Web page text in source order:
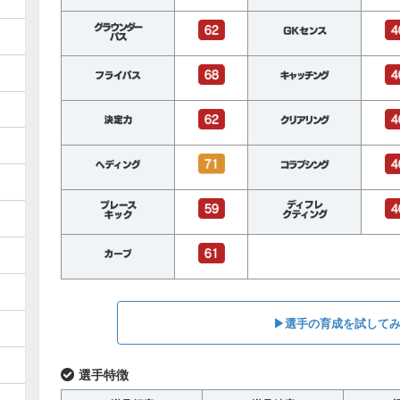
▶︎選手の育成を試して
選手特徴